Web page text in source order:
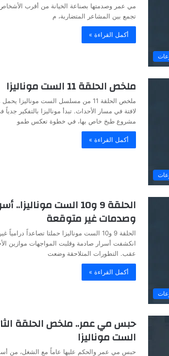
مي عمر وصدمتها بصناعة الخيانة من أقرب الأشخاص
تجمع بين المشاعر المتضاربة، م
أكمل القراءة »
ملخص الحلقة 11 الست موناليزا
ملخص الحلقة 11 من مسلسل الست موناليزا
لافتة في مسار الأحداث. تبدأ موناليزا بالتفكير
مشروع طبخ خاص بها، في خطوة تعكس طمو
أكمل القراءة »
الحلقة 9 و10 الست موناليزا..
وصدمات غير متوقعة
الحلقة 9 و10 الست موناليزا حملتا تصاعداً
انكشفت أسرار صادمة وقلبت المواجهات موازين
عقب. التطورات المتلاحقة وضعت
أكمل القراءة »
حبس مي عمر.. ملخص الحلقة
الست موناليزا
حبس مي عمر والحكم عليها عاماً مع الشغل، من